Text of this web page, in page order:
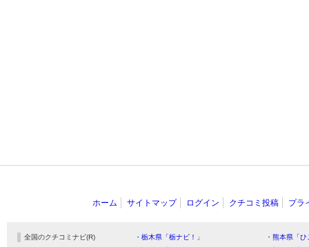
ホーム サイトマップ ログイン クチコミ投稿 プラ
全国のクチコミナビ(R) ・栃木県「栃ナビ！」
・熊本県「